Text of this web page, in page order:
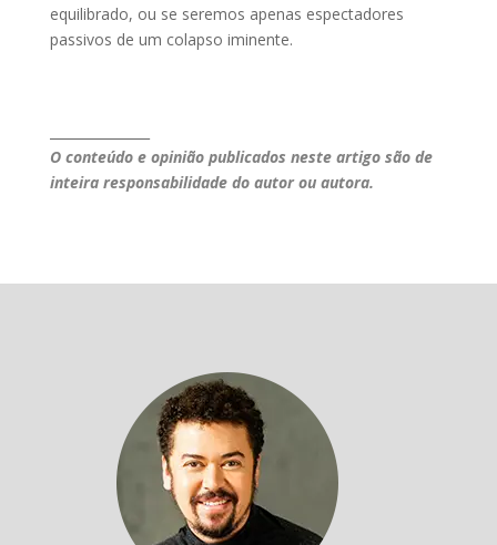
equilibrado, ou se seremos apenas espectadores
passivos de um colapso iminente.
O conteúdo e opinião publicados neste artigo são de
inteira responsabilidade do autor ou autora.